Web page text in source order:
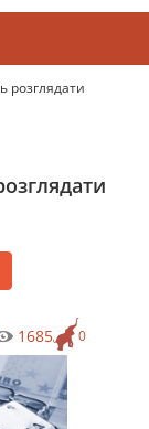
розглядати
0
1685